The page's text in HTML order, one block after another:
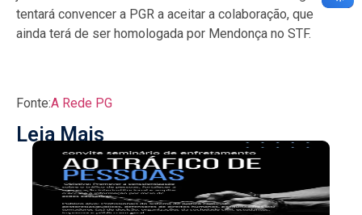
tentará convencer a PGR a aceitar a colaboração, que
ainda terá de ser homologada por Mendonça no STF.
Fonte:A Rede PG
Leia Mais